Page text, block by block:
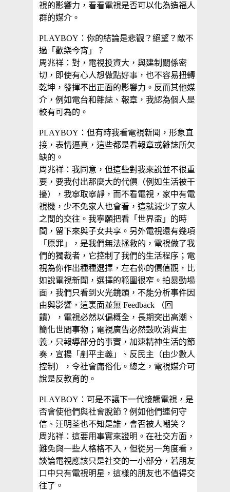
視的影響力，看看電視是否可以化為造福人
群的媒介。
PLAYBOY：你的結論是悲觀？絕望？敵不
過「歡樂今宵」？
周兆祥：對，電視投資大，與建制關係密
切，即使有心人想做點好事，也不容易扭轉
乾坤，發揮不出正面的影響力。反而其他媒
介，例如電台和雜誌、報章，我認為個人是
較有可為的。
PLAYBOY：但有時我看電視新聞，形象直
接，表情逼真，這些都是看報章或雜誌所欠
缺的。
周兆祥：我同意，但這些對我來說並不很重
要，要我付出那麼大的代價（例如生活被干
擾），我寧取寧靜，而不看電視，家中有電
視機，少不免家人也會看，這就減少了家人
之間的交往。我寧願把看「世界盃」的時
間，留下來與子女共享。另外電視還有幾項
「原罪」，是我們無法拯救的，電視做了我
們的獨裁者，它控制了我們的生活程序；電
視為你作出種種選擇，左右你的價值觀，比
如說電視新聞，選擇的範圍很窄。拍暴動場
面，我們只看到火光鏡頭，不能分析事件因
由與影響，這裏面並無 Feedback （回
饋），電視必然以偏概全，長期突出高潮、
簡化世間事物；電視廣告必然鼓吹消費主
義，只報導部分的事實，加速精神生活的節
奏，宣揚「剷平主義」、反民主（由少數人
控制），令社會庸俗化。總之，電視媒介可
說是反教育的。
PLAYBOY：可是不讓下一代接觸電視，是
否會使他們與社會脫節？例如他們連何守
信、汪明荃也不知是誰，會否被人嘲笑？
周兆祥：這要用事實來證明。在社交方面，
難免與一些人格格不入，但從另一角度看，
談論電視應該只是社交的一小部分，若朋友
口中只有電視明星，這樣的朋友也不值得交
往了。